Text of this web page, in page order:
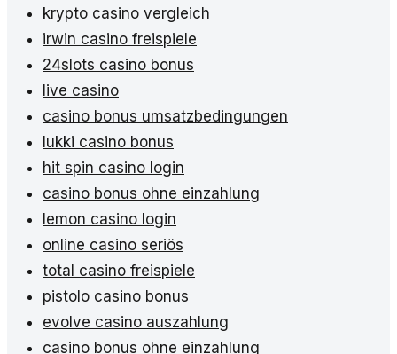
krypto casino vergleich
irwin casino freispiele
24slots casino bonus
live casino
casino bonus umsatzbedingungen
lukki casino bonus
hit spin casino login
casino bonus ohne einzahlung
lemon casino login
online casino seriös
total casino freispiele
pistolo casino bonus
evolve casino auszahlung
casino bonus ohne einzahlung